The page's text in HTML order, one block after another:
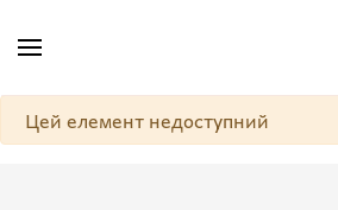
Попередження
Цей елемент недоступний